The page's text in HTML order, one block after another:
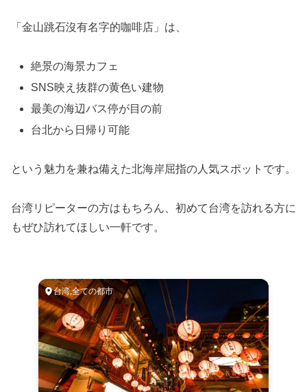
「金山跳石沒有名字的咖啡店」は、
絶景の海景カフェ
SNS映え抜群の黄色い建物
最美の海辺バス停が目の前
台北から日帰り可能
という魅力を兼ね備えた北海岸屈指の人気スポットです。
台湾リピーターの方はもちろん、初めて台湾を訪れる方に
もぜひ訪れてほしい一軒です。